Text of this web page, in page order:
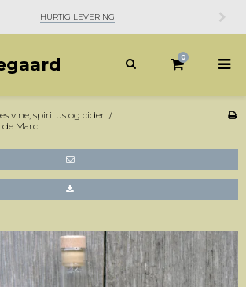
HURTIG LEVERING
0
vine, spiritus og cider /
de Marc